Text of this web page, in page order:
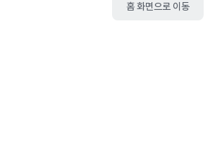
홈 화면으로 이동